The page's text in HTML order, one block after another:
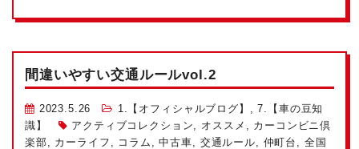
間違いやすい交通ルールvol.2
2023.5.26 1.【オフィシャルブログ】 ,7.【車の豆知
識】
アクティブコレクション オススメ
カーコンビニ倶
楽部
カーライフ コラム ,中古車 交通ルール 仲町台
全国